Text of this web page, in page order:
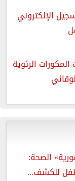
الإلكتروني
الرئوية
الصحة: